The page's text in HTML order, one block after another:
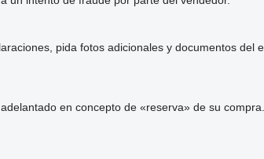
pida fotos adicionales y documentos del
en concepto de «reserva» de su